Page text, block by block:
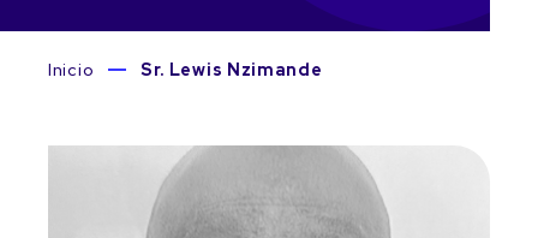
Inicio Sr. Lewis Nzimande